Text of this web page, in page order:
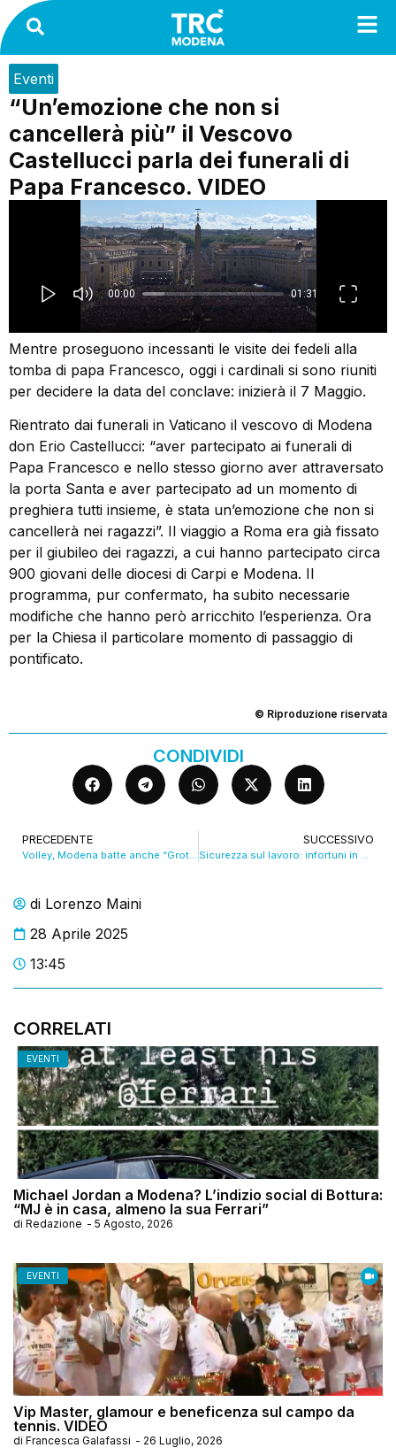
di Lorenzo Maini
28 Aprile 2025
13:45
CORRELATI
EVENTI
Michael Jordan a Modena? L’indizio social di Bottura:
“MJ è in casa, almeno la sua Ferrari”
di Redazione - 5 Agosto, 2026
EVENTI
Vip Master, glamour e beneficenza sul campo da
tennis. VIDEO
di Francesca Galafassi - 26 Luglio, 2026
Eventi
“Un’emozione che non si
cancellerà più” il Vescovo
Castellucci parla dei funerali di
Papa Francesco. VIDEO
Mentre proseguono incessanti le visite dei fedeli alla
tomba di papa Francesco, oggi i cardinali si sono riuniti
per decidere la data del conclave: inizierà il 7 Maggio.
Rientrato dai funerali in Vaticano il vescovo di Modena
don Erio Castellucci: “aver partecipato ai funerali di
Papa Francesco e nello stesso giorno aver attraversato
la porta Santa e aver partecipato ad un momento di
preghiera tutti insieme, è stata un’emozione che non si
cancellerà nei ragazzi”. Il viaggio a Roma era già fissato
per il giubileo dei ragazzi, a cui hanno partecipato circa
900 giovani delle diocesi di Carpi e Modena. Il
programma, pur confermato, ha subito necessarie
modifiche che hanno però arricchito l’esperienza. Ora
per la Chiesa il particolare momento di passaggio di
pontificato.
© Riproduzione riservata
CONDIVIDI
PRECEDENTE SUCCESSIVO